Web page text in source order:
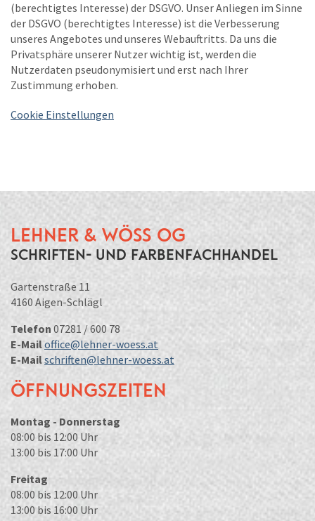
(berechtigtes Interesse) der DSGVO. Unser Anliegen im Sinne
der DSGVO (berechtigtes Interesse) ist die Verbesserung
unseres Angebotes und unseres Webauftritts. Da uns die
Privatsphäre unserer Nutzer wichtig ist, werden die
Nutzerdaten pseudonymisiert und erst nach Ihrer
Zustimmung erhoben.
Cookie Einstellungen
Lehner & Wöss OG
Schriften- und Farbenfachhandel
Gartenstraße 11
4160 Aigen-Schlägl
Telefon 07281 / 600 78
E-Mailoffice@lehner-woess.at
E-Mailschriften@lehner-woess.at
Öffnungszeiten
Montag - Donnerstag
08:00 bis 12:00 Uhr
13:00 bis 17:00 Uhr
Freitag
08:00 bis 12:00 Uhr
13:00 bis 16:00 Uhr